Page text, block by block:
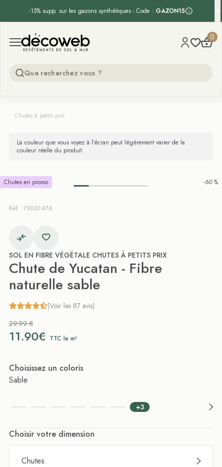
-15% supp. sur les gazons synthétiques - Code : GAZON15
Open menu
Decoweb 0
...Chutes à petits prix
La couleur que vous voyez à l’écran peut légèrement varier de la
couleur réelle du produit.
Chutes en promo -60 %
Réf : 75001476
SOL EN FIBRE VÉGÉTALE CHUTES À PETITS PRIX
Chute de Yucatan - Fibre
naturelle sable
(Voir les 87 avis)
29.99 €
11.90€ TTC le m²
Choisissez un coloris
Sable
+3
Choisir votre dimension
Chutes